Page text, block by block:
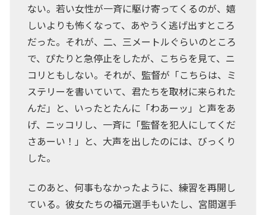
ない。若い女性が一斉に駆け寄ってくるのが、嬉
しいよりも怖くなって、あやうく逃げ出すところ
だった。それが、二、三メートルぐらいのところ
で、ぴたりと急停止をしたが、こちらを見て、ニ
コリともしない。それが、監督が「こちらは、ミ
ステリーを書いていて、君たちを取材に来られた
んだ」と、いったとたんに「わあーッ」と声をあ
げ、ニッコリし、一斉に「監督を犯人にしてくだ
さあーい！」と、大声を出したのには、びっくり
した。
このあと、何事もなかったように、練習を再開し
ている。彼女たちの福元選手もいたし、宮間選手